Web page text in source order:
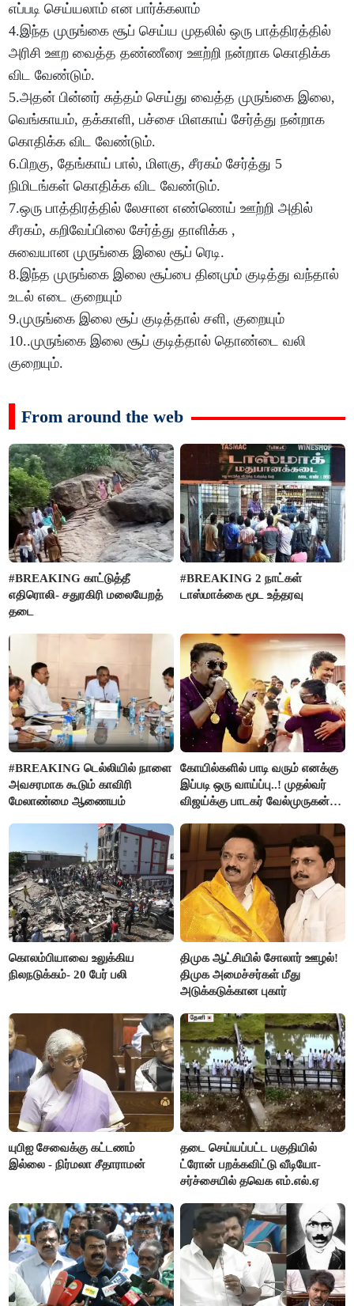
எப்படி செய்யலாம் என பார்க்கலாம்
4.இந்த முருங்கை சூப் செய்ய முதலில் ஒரு பாத்திரத்தில்
அரிசி ஊற வைத்த தண்ணீரை ஊற்றி நன்றாக கொதிக்க
விட வேண்டும்.
5.அதன் பின்னர் சுத்தம் செய்து வைத்த முருங்கை இலை,
வெங்காயம், தக்காளி, பச்சை மிளகாய் சேர்த்து நன்றாக
கொதிக்க விட வேண்டும்.
6.பிறகு, தேங்காய் பால், மிளகு, சீரகம் சேர்த்து 5
நிமிடங்கள் கொதிக்க விட வேண்டும்.
7.ஒரு பாத்திரத்தில் லேசான எண்ணெய் ஊற்றி அதில்
சீரகம், கறிவேப்பிலை சேர்த்து தாளிக்க ,
சுவையான முருங்கை இலை சூப் ரெடி.
8.இந்த முருங்கை இலை சூப்பை தினமும் குடித்து வந்தால்
உடல் எடை குறையும்
9.முருங்கை இலை சூப் குடித்தால் சளி, குறையும்
10..முருங்கை இலை சூப் குடித்தால் தொண்டை வலி
குறையும்.
From around the web
#BREAKING காட்டுத்தீ
எதிரொலி- சதுரகிரி மலையேறத்
தடை
#BREAKING 2 நாட்கள்
டாஸ்மாக்கை மூட உத்தரவு
#BREAKING டெல்லியில் நாளை
அவசரமாக கூடும் காவிரி
மேலாண்மை ஆணையம்
கோயில்களில் பாடி வரும் எனக்கு
இப்படி ஒரு வாய்ப்பு..! முதல்வர்
விஜய்க்கு பாடகர் வேல்முருகன்
கொலம்பியாவை உலுக்கிய
நிலநடுக்கம்- 20 பேர் பலி
திமுக ஆட்சியில் சோலார் ஊழல்!
திமுக அமைச்சர்கள் மீது
அடுக்கடுக்கான புகார்
யுபிஐ சேவைக்கு கட்டணம்
இல்லை - நிர்மலா சீதாராமன்
தடை செய்யப்பட்ட பகுதியில்
ட்ரோன் பறக்கவிட்டு வீடியோ-
சர்ச்சையில் தவெக எம்.எல்.ஏ